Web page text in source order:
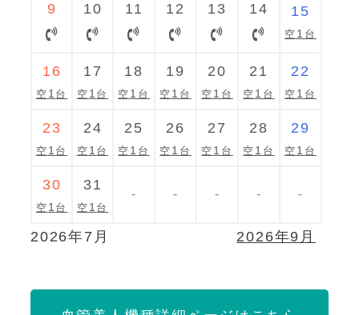
9 10 11 12 13 14 15
1
16
1
17
1
18
1
19
1
20
1
21
1
22
1
23
1
24
1
25
1
26
1
27
1
28
1
29
1
30
1
31
1
- - - - -
2026年7月 2026年9月